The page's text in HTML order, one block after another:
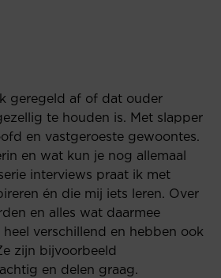
geregeld af of dat ouder
te houden is. Met slapper
en vastgeroeste gewoontes.
en wat kun je nog allemaal
interviews praat ik met
én die mij iets leren. Over
en alles wat daarmee
verschillend en hebben ook
zijn bijvoorbeeld
en delen graag.